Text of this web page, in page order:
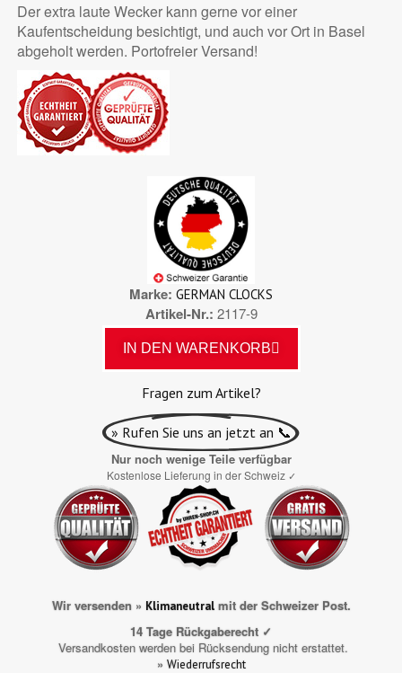
Der extra laute Wecker kann gerne vor einer
Kaufentscheidung besichtigt, und auch vor Ort in Basel
abgeholt werden. Portofreier Versand!
Marke GERMAN CLOCKS
Artikel-Nr. 2117-9
IN DEN WARENKORB
Fragen zum Artikel?
» Rufen Sie uns an jetzt an 📞
Nur noch wenige Teile verfügbar
Kostenlose Lieferung in der Schweiz ✓
Wir versenden » Klimaneutralmit der Schweizer Post.
14 Tage Rückgaberecht ✓
Versandkosten werden bei Rücksendung nicht erstattet.
» Wiederrufsrecht